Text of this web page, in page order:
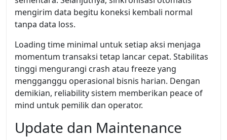
mengirim data begitu koneksi kembali normal
tanpa data loss.
Loading time minimal untuk setiap aksi menjaga
momentum transaksi tetap lancar cepat. Stabilitas
tinggi mengurangi crash atau freeze yang
mengganggu operasional bisnis harian. Dengan
demikian, reliability sistem memberikan peace of
mind untuk pemilik dan operator.
Update dan Maintenance